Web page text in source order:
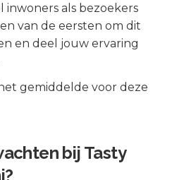
als bezoekers
van de eersten om dit
en deel jouw ervaring
gemiddelde voor deze
bij Tasty
?